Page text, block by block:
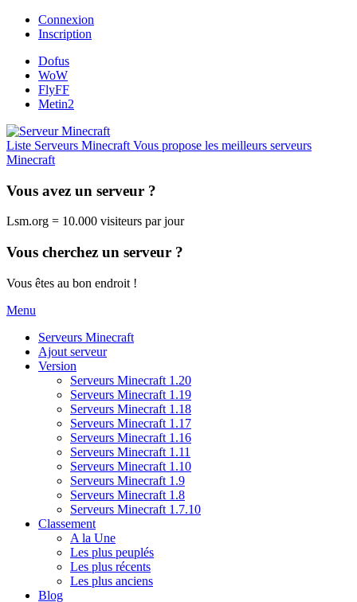
Connexion
Inscription
Dofus
WoW
FlyFF
Metin2
Liste Serveurs Minecraft Vous propose les meilleurs serveurs
Minecraft
Vous avez un serveur ?
Lsm.org = 10.000 visiteurs par jour
Vous cherchez un serveur ?
Vous êtes au bon endroit !
Menu
Serveurs Minecraft
Ajout serveur
Version
Serveurs Minecraft 1.20
Serveurs Minecraft 1.19
Serveurs Minecraft 1.18
Serveurs Minecraft 1.17
Serveurs Minecraft 1.16
Serveurs Minecraft 1.11
Serveurs Minecraft 1.10
Serveurs Minecraft 1.9
Serveurs Minecraft 1.8
Serveurs Minecraft 1.7.10
Classement
A la Une
Les plus peuplés
Les plus récents
Les plus anciens
Blog